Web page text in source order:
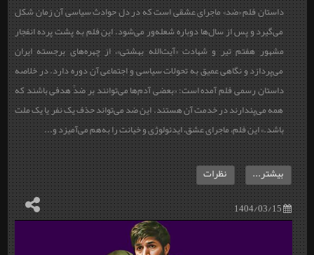
داستان فلم «ضد» ماجرای عشقی است که در دل حوادث سیاسی آن زمان شکل
می‌گیرد و پس از سال‌ها دوباره شعله‌ور می‌شود. این فلم به پشت پرده انفجار
مشهور هفتم تیر و شهادت «آیت‌الله بهشتی»، از چهره‌های برجسته ایران
می‌پردازد و نگاهی عمیق به تحولات سیاسی و اجتماعی آن دوره دارد. در خلاصه
داستان رسمی فلم آمده است: «بعضی آدم‌ها می‌توانند بر ضدِّ هدفی باشند که
همه می‌پندارند در خدمت آن هستند. این ضد می‌تواند حذف یک نفر یا یک ملت
باشد.» این فلم، ماجرای عشق، ایدئولوژی و خیانت را به‌هم می‌آمیزد و...
1404/03/15
بیشتر... نظرات